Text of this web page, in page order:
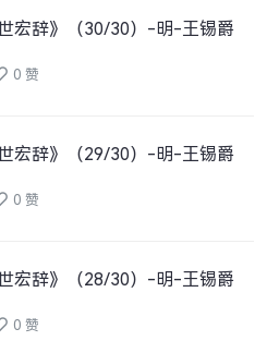
宏辞》（30/30）-明-王锡爵
0 赞
宏辞》（29/30）-明-王锡爵
0 赞
宏辞》（28/30）-明-王锡爵
0 赞